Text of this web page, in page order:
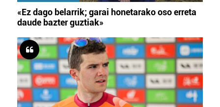
«Ez dago belarrik; garai honetarako oso erreta
daude bazter guztiak»